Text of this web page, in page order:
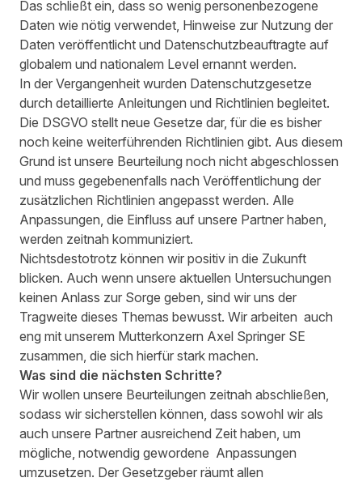
Das schließt ein, dass so wenig personenbezogene
Daten wie nötig verwendet, Hinweise zur Nutzung der
Daten veröffentlicht und Datenschutzbeauftragte auf
globalem und nationalem Level ernannt werden.
In der Vergangenheit wurden Datenschutzgesetze
durch detaillierte Anleitungen und Richtlinien begleitet.
Die DSGVO stellt neue Gesetze dar, für die es bisher
noch keine weiterführenden Richtlinien gibt. Aus diesem
Grund ist unsere Beurteilung noch nicht abgeschlossen
und muss gegebenenfalls nach Veröffentlichung der
zusätzlichen Richtlinien angepasst werden. Alle
Anpassungen, die Einfluss auf unsere Partner haben,
werden zeitnah kommuniziert.
Nichtsdestotrotz können wir positiv in die Zukunft
blicken. Auch wenn unsere aktuellen Untersuchungen
keinen Anlass zur Sorge geben, sind wir uns der
Tragweite dieses Themas bewusst. Wir arbeiten auch
eng mit unserem Mutterkonzern Axel Springer SE
zusammen, die sich hierfür stark machen.
Was sind die nächsten Schritte?
Wir wollen unsere Beurteilungen zeitnah abschließen,
sodass wir sicherstellen können, dass sowohl wir als
auch unsere Partner ausreichend Zeit haben, um
mögliche, notwendig gewordene Anpassungen
umzusetzen. Der Gesetzgeber räumt allen